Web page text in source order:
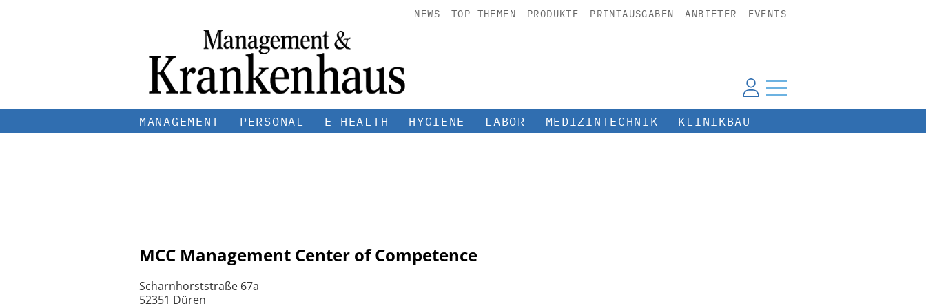
NEWS TOP-THEMEN PRODUKTE PRINTAUSGABEN ANBIETER EVENTS
MANAGEMENT PERSONAL E-HEALTH HYGIENE LABOR MEDIZINTECHNIK KLINIKBAU
MCC Management Center of Competence
Scharnhorststraße 67a
52351 Düren